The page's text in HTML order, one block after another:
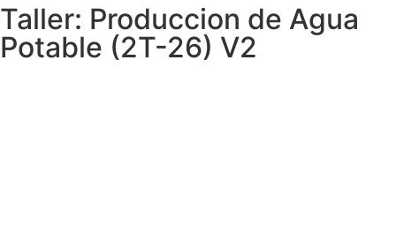
Taller: Produccion de Agua
Potable (2T-26) V2